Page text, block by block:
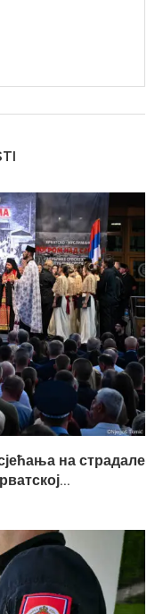
на страдале